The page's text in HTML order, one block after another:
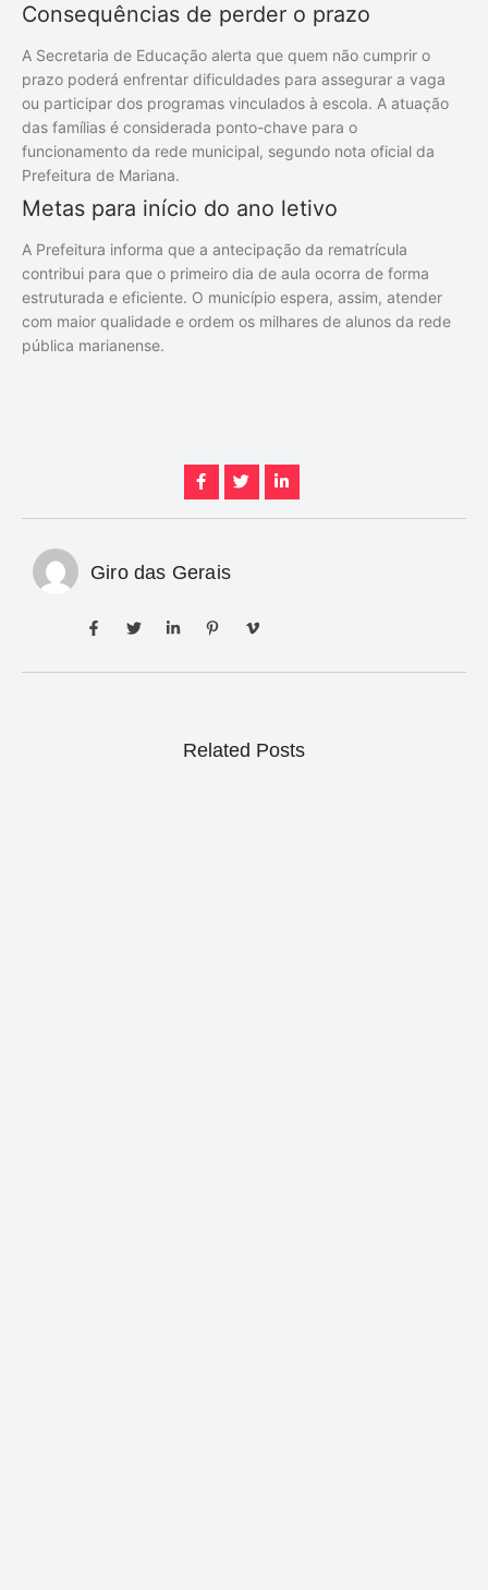
Consequências de perder o prazo
A Secretaria de Educação alerta que quem não cumprir o
prazo poderá enfrentar dificuldades para assegurar a vaga
ou participar dos programas vinculados à escola. A atuação
das famílias é considerada ponto-chave para o
funcionamento da rede municipal, segundo nota oficial da
Prefeitura de Mariana.
Metas para início do ano letivo
A Prefeitura informa que a antecipação da rematrícula
contribui para que o primeiro dia de aula ocorra de forma
estruturada e eficiente. O município espera, assim, atender
com maior qualidade e ordem os milhares de alunos da rede
pública marianense.
Giro das Gerais
Related Posts